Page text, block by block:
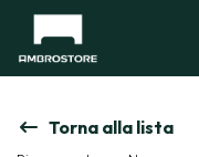
Torna alla lista